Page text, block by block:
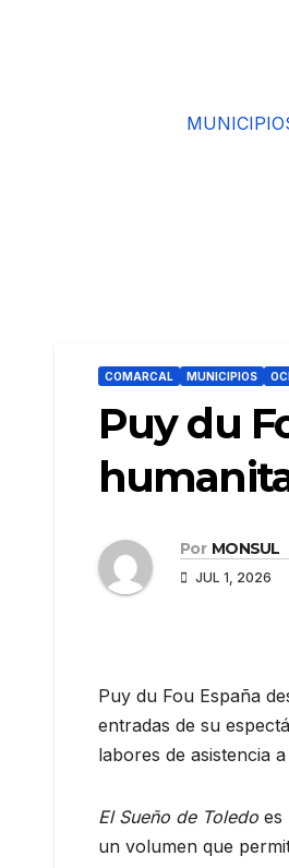
COMARCAL MUNICIPIOS
Puy du
Por MONSUL
JUL 1, 2026
Puy du Fou España
entradas de su
labores de asistencia
El Sueño de Toledo es
un volumen que